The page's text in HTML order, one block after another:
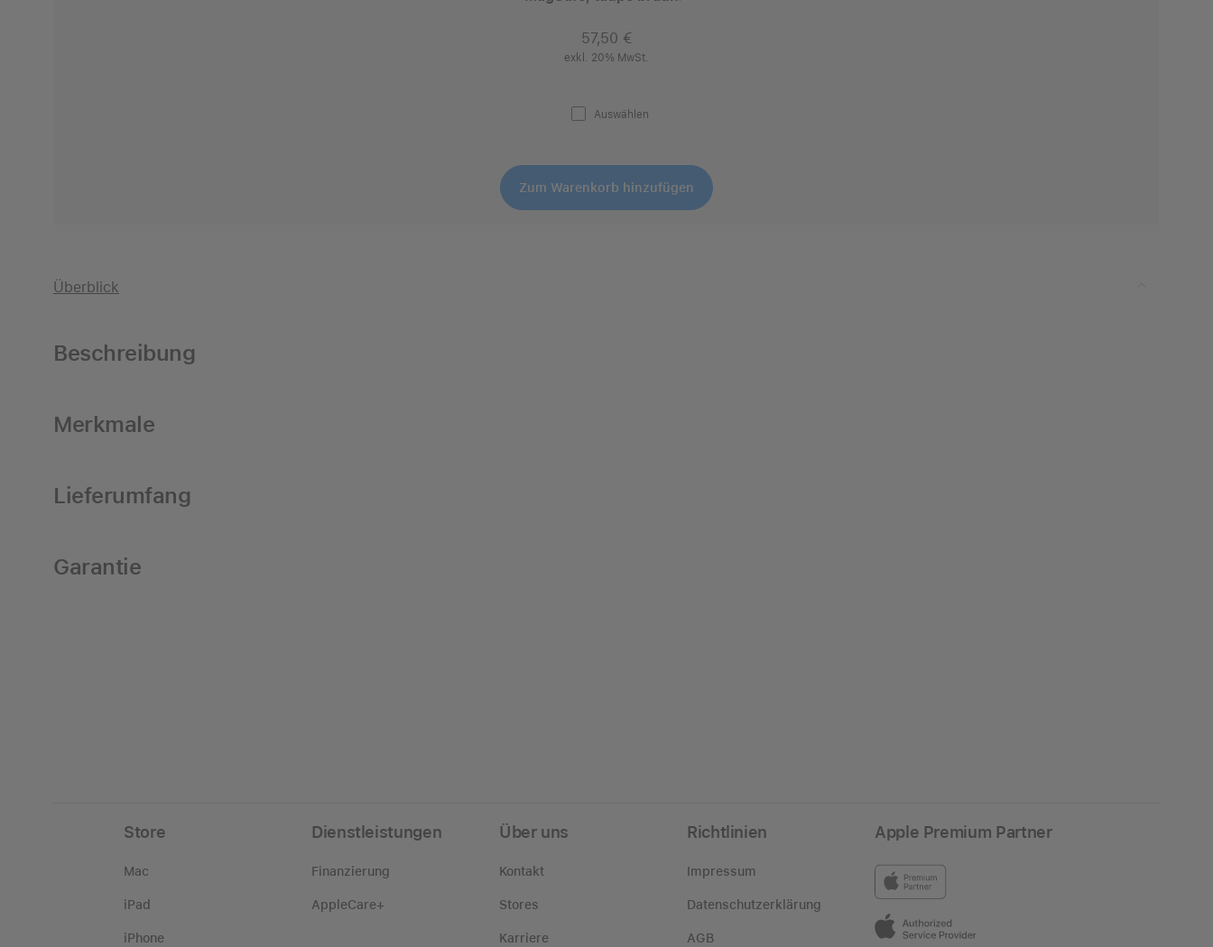
57,50 €
exkl. 20% MwSt.
Auswählen
Zum Warenkorb hinzufügen
Überblick
Beschreibung
Merkmale
Lieferumfang
Garantie
Store
Mac
iPad
iPhone
Dienstleistungen
Finanzierung
AppleCare+
Über uns
Kontakt
Stores
Karriere
Richtlinien
Impressum
Datenschutzerklärung
AGB
Apple Premium Partner